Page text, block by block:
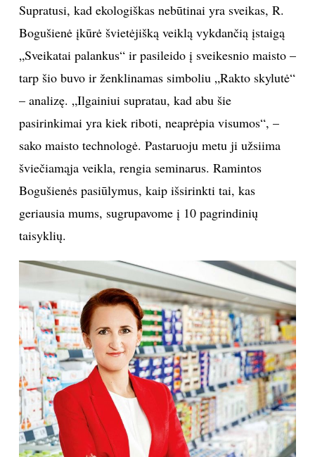
RECEPTAI
VAIKAI
NELAIMĖS
KONTAKTAI
PRIVATUMO POLITIKA
PRENUMERUOK
NAUJIENLAIŠKĮ
Prenumeruodami portalą,
Jūs sutinkate su
taisyklėmis
Supratusi, kad ekologiškas nebūtinai yra sveikas, R.
Bogušienė įkūrė švietėjišką veiklą vykdančią įstaigą
„Sveikatai palankus“ ir pasileido į sveikesnio maisto –
tarp šio buvo ir ženklinamas simboliu „Rakto skylutė“
– analizę. „Ilgainiui supratau, kad abu šie
pasirinkimai yra kiek riboti, neaprėpia visumos“, –
sako maisto technologė. Pastaruoju metu ji užsiima
šviečiamąja veikla, rengia seminarus. Ramintos
Bogušienės pasiūlymus, kaip išsirinkti tai, kas
geriausia mums, sugrupavome į 10 pagrindinių
taisyklių.